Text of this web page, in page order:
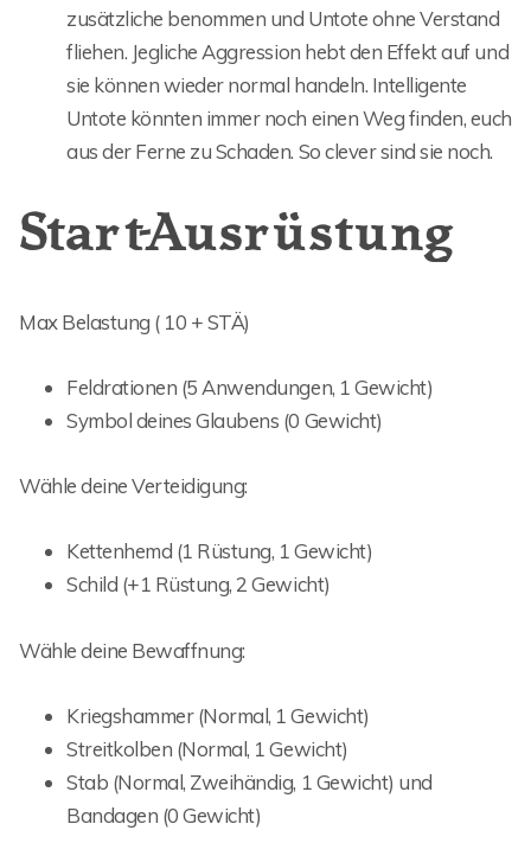
zusätzliche benommen und Untote ohne Verstand
fliehen. Jegliche Aggression hebt den Effekt auf und
sie können wieder normal handeln. Intelligente
Untote könnten immer noch einen Weg finden, euch
aus der Ferne zu Schaden. So clever sind sie noch.
Start-Ausrüstung
Max Belastung ( 10 + STÄ)
Feldrationen (5 Anwendungen, 1 Gewicht)
Symbol deines Glaubens (0 Gewicht)
Wähle deine Verteidigung:
Kettenhemd (1 Rüstung, 1 Gewicht)
Schild (+1 Rüstung, 2 Gewicht)
Wähle deine Bewaffnung:
Kriegshammer (Normal, 1 Gewicht)
Streitkolben (Normal, 1 Gewicht)
Stab (Normal, Zweihändig, 1 Gewicht) und
Bandagen (0 Gewicht)